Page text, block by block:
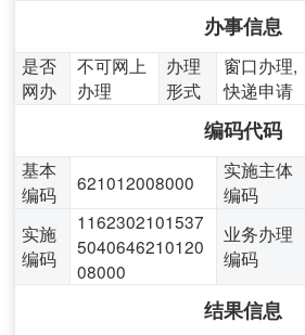
办事信息
是否
网办
不可网上
办理
办理
形式
窗口办理,
快递申请
编码代码
基本
编码
621012008000
实施主体
编码
实施
编码
1162302101537
5040646210120
08000
业务办理
编码
结果信息